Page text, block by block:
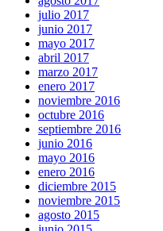
julio 2017
junio 2017
mayo 2017
abril 2017
marzo 2017
enero 2017
noviembre 2016
octubre 2016
septiembre 2016
junio 2016
mayo 2016
enero 2016
diciembre 2015
noviembre 2015
agosto 2015